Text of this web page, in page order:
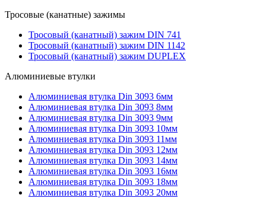
Тросовые (канатные) зажимы
Тросовый (канатный) зажим DIN 741
Тросовый (канатный) зажим DIN 1142
Тросовый (канатный) зажим DUPLEX
Алюминиевые втулки
Алюминиевая втулка Din 3093 6мм
Алюминиевая втулка Din 3093 8мм
Алюминиевая втулка Din 3093 9мм
Алюминиевая втулка Din 3093 10мм
Алюминиевая втулка Din 3093 11мм
Алюминиевая втулка Din 3093 12мм
Алюминиевая втулка Din 3093 14мм
Алюминиевая втулка Din 3093 16мм
Алюминиевая втулка Din 3093 18мм
Алюминиевая втулка Din 3093 20мм